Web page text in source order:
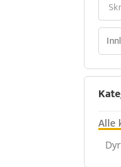
Alle
Dyr